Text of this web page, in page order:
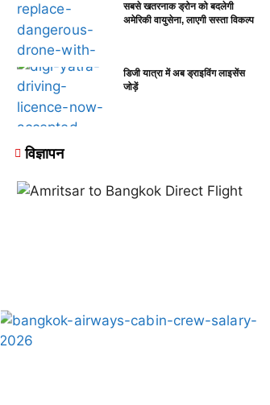
सबसे खतरनाक ड्रोन को बदलेगी
अमेरिकी वायुसेना, लाएगी सस्ता विकल्प
डिजी यात्रा में अब ड्राइविंग लाइसेंस
जोड़ें
विज्ञापन